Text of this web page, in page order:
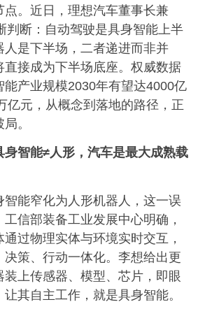
点。近日，理想汽车董事长兼
判断：自动驾驶是具身智能上半
人是下半场，二者递进而非并
直接成为下半场底座。权威数据
能产业规模2030年有望达4000亿
亿元，从概念到落地的路径，正
。
身智能≠人形，汽车是最大成熟载
智能窄化为人形机器人，这一误
信部装备工业发展中心明确，
过物理实体与环境实时交互，
决策、行动一体化。李想给出更
装上传感器、模型、芯片，即眼
其自主工作，就是具身智能。